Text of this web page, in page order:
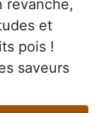
revanche,
et
pois !
saveurs